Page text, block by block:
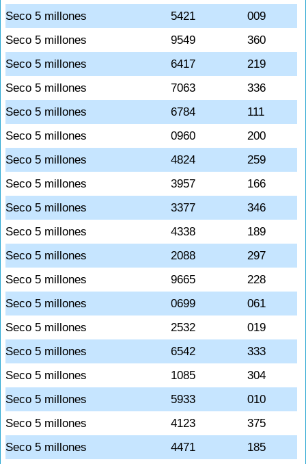
Seco 5 millones
5421
009
Seco 5 millones
9549
360
Seco 5 millones
6417
219
Seco 5 millones
7063
336
Seco 5 millones
6784
111
Seco 5 millones
0960
200
Seco 5 millones
4824
259
Seco 5 millones
3957
166
Seco 5 millones
3377
346
Seco 5 millones
4338
189
Seco 5 millones
2088
297
Seco 5 millones
9665
228
Seco 5 millones
0699
061
Seco 5 millones
2532
019
Seco 5 millones
6542
333
Seco 5 millones
1085
304
Seco 5 millones
5933
010
Seco 5 millones
4123
375
Seco 5 millones
4471
185